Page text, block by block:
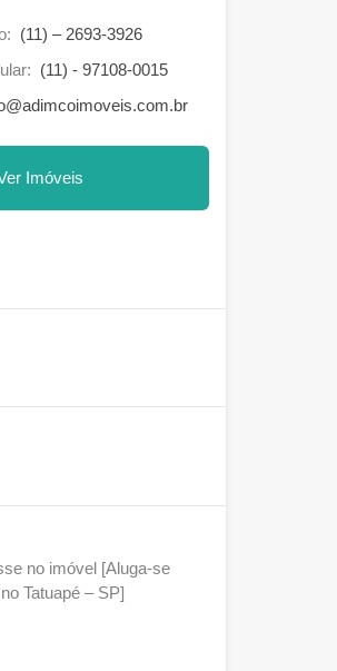
(11) – 2693-3926
(11) - 97108-0015
Imóveis